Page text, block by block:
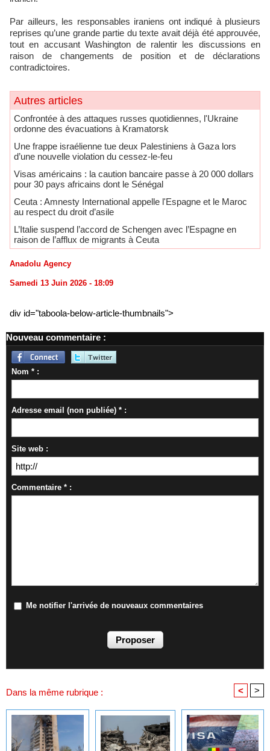
Par ailleurs, les responsables iraniens ont indiqué à plusieurs
reprises qu’une grande partie du texte avait déjà été approuvée,
tout en accusant Washington de ralentir les discussions en
raison de changements de position et de déclarations
contradictoires.
Autres articles
Confrontée à des attaques russes quotidiennes, l'Ukraine
ordonne des évacuations à Kramatorsk
Une frappe israélienne tue deux Palestiniens à Gaza lors
d’une nouvelle violation du cessez-le-feu
Visas américains : la caution bancaire passe à 20 000 dollars
pour 30 pays africains dont le Sénégal
Ceuta : Amnesty International appelle l'Espagne et le Maroc
au respect du droit d’asile
L’Italie suspend l’accord de Schengen avec l’Espagne en
raison de l’afflux de migrants à Ceuta
Anadolu Agency
Samedi 13 Juin 2026 - 18:09
div id="taboola-below-article-thumbnails">
Nouveau commentaire :
Nom * :
Adresse email (non publiée) * :
Site web :
Commentaire * :
Me notifier l'arrivée de nouveaux commentaires
Dans la même rubrique : < >